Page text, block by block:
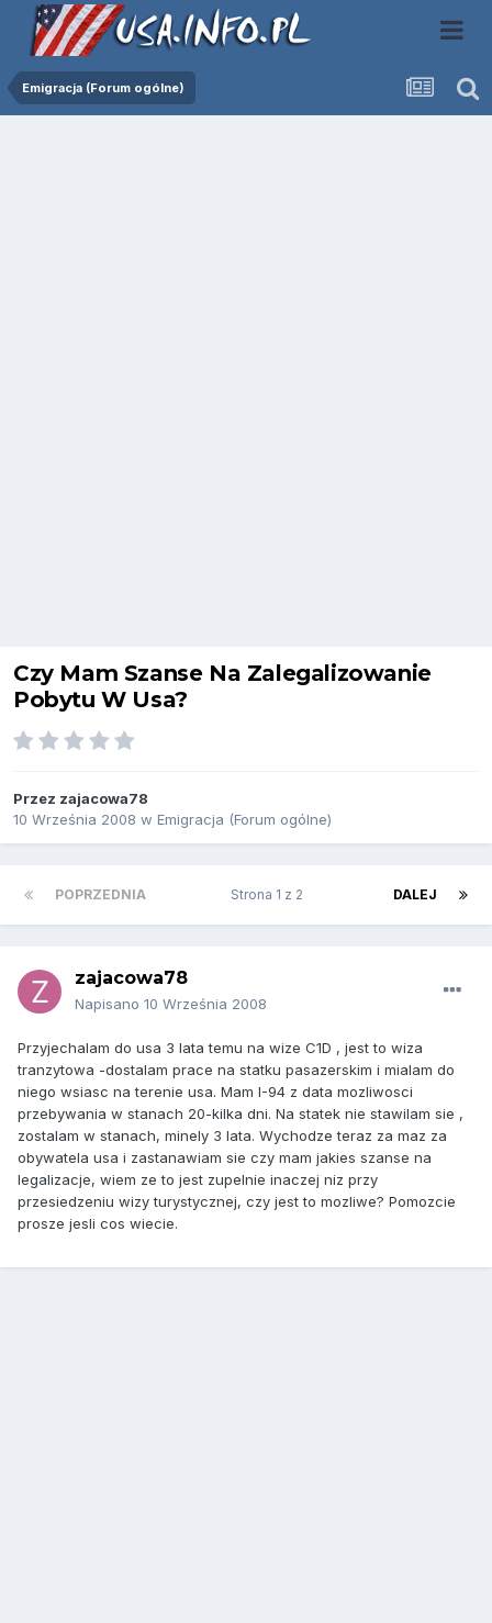
Emigracja (Forum ogólne)
Czy Mam Szanse Na Zalegalizowanie
Pobytu W Usa?
Przez zajacowa78
10 Września 2008 w Emigracja (Forum ogólne)
POPRZEDNIA DALEJ
Strona 1 z 2
zajacowa78
Napisano 10 Września 2008
Przyjechalam do usa 3 lata temu na wize C1D , jest to wiza
tranzytowa -dostalam prace na statku pasazerskim i mialam do
niego wsiasc na terenie usa. Mam I-94 z data mozliwosci
przebywania w stanach 20-kilka dni. Na statek nie stawilam sie ,
zostalam w stanach, minely 3 lata. Wychodze teraz za maz za
obywatela usa i zastanawiam sie czy mam jakies szanse na
legalizacje, wiem ze to jest zupelnie inaczej niz przy
przesiedzeniu wizy turystycznej, czy jest to mozliwe? Pomozcie
prosze jesli cos wiecie.